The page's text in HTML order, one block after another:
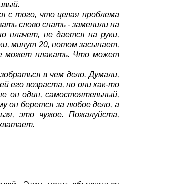
с того, что целая проблема
слово спать - заменили на
плачет, не дается на руки,
минут 20, потом засыпает,
может плакать. Что может
в чем дело. Думали,
его возраста, но они как-то
он один, самостоятельный,
он берется за любое дело, а
это чужое. Пожалуйста,